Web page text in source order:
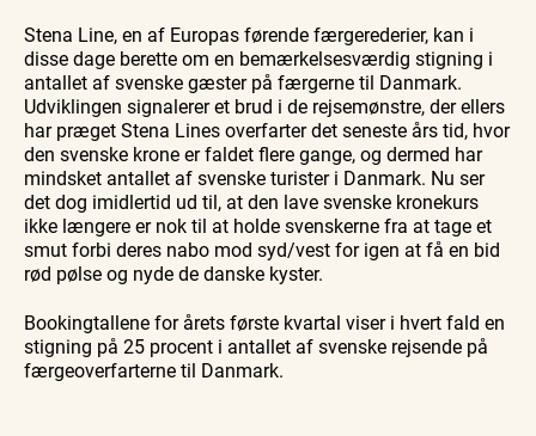
Stena Line, en af Europas førende færgerederier, kan i
disse dage berette om en bemærkelsesværdig stigning i
antallet af svenske gæster på færgerne til Danmark.
Udviklingen signalerer et brud i de rejsemønstre, der ellers
har præget Stena Lines overfarter det seneste års tid, hvor
den svenske krone er faldet flere gange, og dermed har
mindsket antallet af svenske turister i Danmark. Nu ser
det dog imidlertid ud til, at den lave svenske kronekurs
ikke længere er nok til at holde svenskerne fra at tage et
smut forbi deres nabo mod syd/vest for igen at få en bid
rød pølse og nyde de danske kyster.
Bookingtallene for årets første kvartal viser i hvert fald en
stigning på 25 procent i antallet af svenske rejsende på
færgeoverfarterne til Danmark.